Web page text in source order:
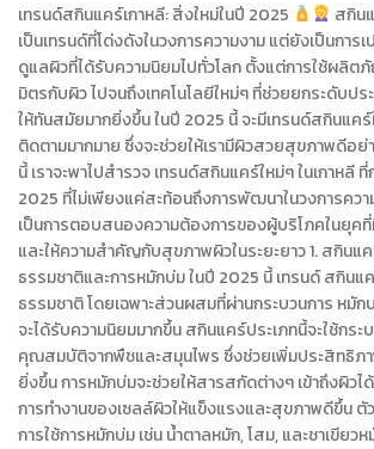
เทรนด์สกินแคร์เกาหลี: สิ่งใหม่ในปี 2025
สกิน
เป็นเทรนด์ที่โด่งดังในวงการความงาม แต่ยังเป็นการ
ดูแลผิวที่ได้รับความนิยมไปทั่วโลก ตั้งแต่การใช้ผลิ
มิตรกับผิว ไปจนถึงเทคโนโลยีใหม่ๆ ที่ช่วยยกระดับป
ให้ทันสมัยมากยิ่งขึ้น ในปี 2025 นี้ จะมีเทรนด์สกินแคร์
ติดตามมากมาย ซึ่งจะช่วยให้เรามีผิวสวยสุขภาพดีอย่
นี้ เราจะพาไปสำรวจ เทรนด์สกินแคร์ใหม่ๆ ในเกาหลี
2025 ที่ไม่เพียงแค่สะท้อนถึงการพัฒนาในวงการควา
เป็นการตอบสนองความต้องการของผู้บริโภคในยุคที่
และให้ความสำคัญกับสุขภาพผิวในระยะยาว 1. สกิน
ธรรมชาติและการหมักบ่ม ในปี 2025 นี้ เทรนด์ สกิน
ธรรมชาติ โดยเฉพาะส่วนผสมที่ผ่านกระบวนการ หมั
จะได้รับความนิยมมากขึ้น สกินแคร์ประเภทนี้จะใช้กร
คุณสมบัติจากพืชและสมุนไพร ซึ่งช่วยเพิ่มประสิทธิภา
ยิ่งขึ้น การหมักบ่มจะช่วยให้สารสกัดต่างๆ เข้าถึงผิวไ
การทำงานของเซลล์ผิวให้แข็งแรงและสุขภาพดีขึ้น
การใช้การหมักบ่ม เช่น น้ำตาลหมัก, โสม, และชาเขียวห